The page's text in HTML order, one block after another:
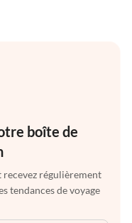
boîte de
régulièrement
tendances de voyage